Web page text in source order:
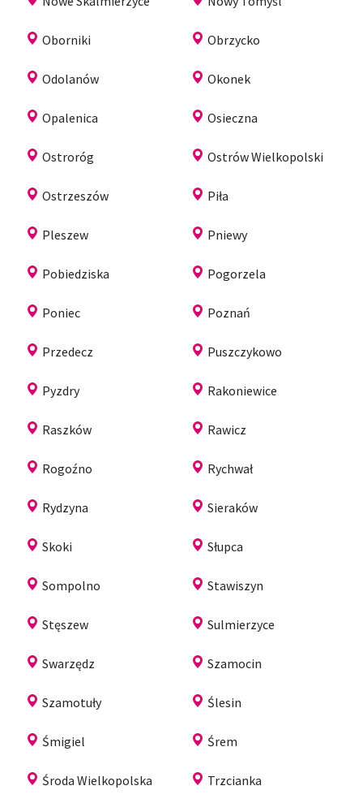
Oborniki Obrzycko
Odolanów Okonek
Opalenica Osieczna
Ostroróg Ostrów Wielkopolski
Ostrzeszów Piła
Pleszew Pniewy
Pobiedziska Pogorzela
Poniec Poznań
Przedecz Puszczykowo
Pyzdry Rakoniewice
Raszków Rawicz
Rogoźno Rychwał
Rydzyna Sieraków
Skoki Słupca
Sompolno Stawiszyn
Stęszew Sulmierzyce
Swarzędz Szamocin
Szamotuły Ślesin
Śmigiel Śrem
Środa Wielkopolska Trzcianka